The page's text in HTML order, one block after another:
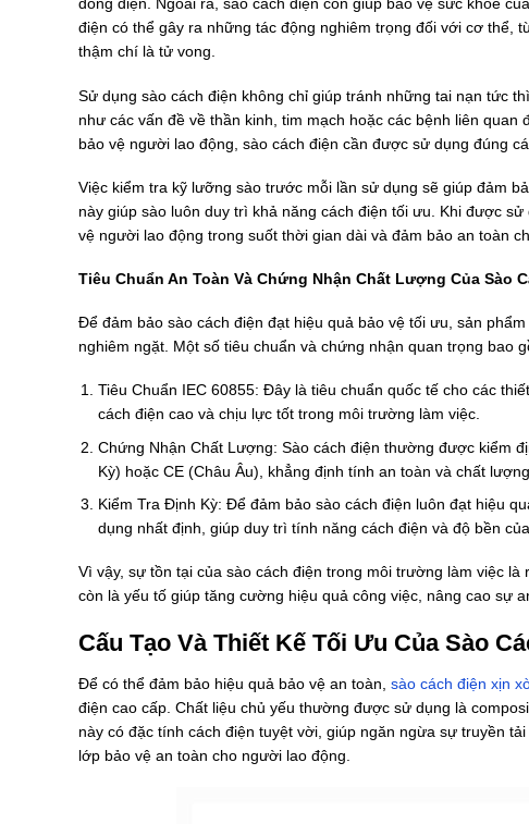
dòng điện. Ngoài ra, sào cách điện còn giúp bảo vệ sức khỏe
điện có thể gây ra những tác động nghiêm trọng đối với cơ thể,
thậm chí là tử vong.
Sử dụng sào cách điện không chỉ giúp tránh những tai nạn tức
như các vấn đề về thần kinh, tim mạch hoặc các bệnh liên
bảo vệ người lao động, sào cách điện cần được sử dụng đúng
Việc kiểm tra kỹ lưỡng sào trước mỗi lần sử dụng sẽ giúp đảm
này giúp sào luôn duy trì khả năng cách điện tối ưu. Khi được
vệ người lao động trong suốt thời gian dài và đảm bảo an toàn
Tiêu Chuẩn An Toàn Và Chứng Nhận Chất Lượng Của Sào
Để đảm bảo sào cách điện đạt hiệu quả bảo vệ tối ưu, sản
nghiêm ngặt. Một số tiêu chuẩn và chứng nhận quan trọng bao
Tiêu Chuẩn IEC 60855: Đây là tiêu chuẩn quốc tế cho các
cách điện cao và chịu lực tốt trong môi trường làm việc.
Chứng Nhận Chất Lượng: Sào cách điện thường được kiểm
Kỳ) hoặc CE (Châu Âu), khẳng định tính an toàn và chất
Kiểm Tra Định Kỳ: Để đảm bảo sào cách điện luôn đạt hiệu
dụng nhất định, giúp duy trì tính năng cách điện và độ bền
Vì vậy, sự tồn tại của sào cách điện trong môi trường làm việc
còn là yếu tố giúp tăng cường hiệu quả công việc, nâng cao sự
Cấu Tạo Và Thiết Kế Tối Ưu Của Sào
Để có thể đảm bảo hiệu quả bảo vệ an toàn, sào cách điện xịn
điện cao cấp. Chất liệu chủ yếu thường được sử dụng là
này có đặc tính cách điện tuyệt vời, giúp ngăn ngừa sự truyền
lớp bảo vệ an toàn cho người lao động.